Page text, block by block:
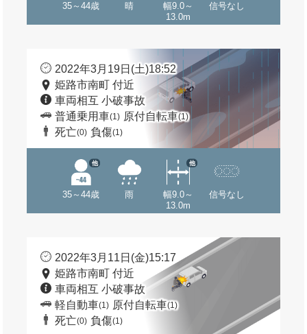
35～44歳 晴
幅9.0～
13.0m
信号なし
2022年3月19日(土)18:52
姫路市南町 付近
車両相互 小破事故
普通乗用車(1) 原付自転車(1)
死亡(0) 負傷(1)
35～44歳
他
雨
幅9.0～
13.0m
他
信号なし
2022年3月11日(金)15:17
姫路市南町 付近
車両相互 小破事故
軽自動車(1) 原付自転車(1)
死亡(0) 負傷(1)